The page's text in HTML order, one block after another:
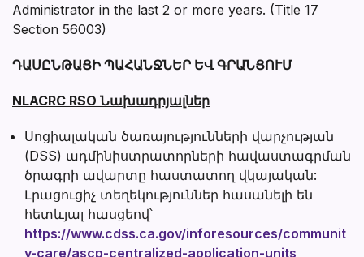
Administrator in the last 2 or more years. (Title 17
Section 56003)
ԴԱՍԸՆԹԱՑԻ ՊԱՀԱՆՋՆԵՐ ԵՎ ԳՐԱՆՑՈՒՄ
NLACRC RSO Նախադրյալներ
Սոցիալական ծառայությունների վարչության
(DSS) ադմինիստրատորների հավաստագրման
ծրագրի ավարտը հաստատող վկայական:
Լրացուցիչ տեղեկություններ հասանելի են
հետևյալ հասցեով՝
https://www.cdss.ca.gov/inforesources/communit
y-care/ascp-centralized-application-units